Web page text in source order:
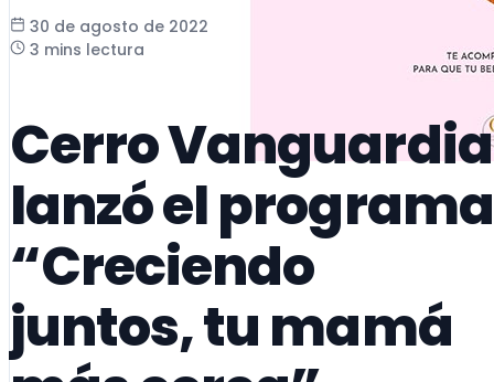
30 de agosto de 2022
3 mins lectura
Cerro Vanguardia
lanzó el programa
“Creciendo
juntos, tu mamá